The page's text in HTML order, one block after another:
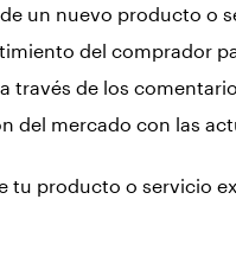
un nuevo producto o
del comprador
través de los
del mercado con las
tu producto o servicio